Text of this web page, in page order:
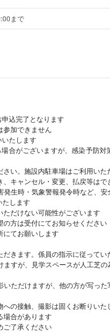
まで
込完了となります
参加できません
たします
合がございますが、感染予防
い。施設内駐車場はご利用いた
キャンセル・変更、払戻等はで
生時・気象警報発令時など、
します
だけない可能性がございます
方は受付にてお知らせください
にてお願いします
きます。係員の指示に従って
すが、見学スペースが人工芝
ただけますが、他の方が写っ
の接触、撮影は固くお断りいた
場合があります
ご了承ください